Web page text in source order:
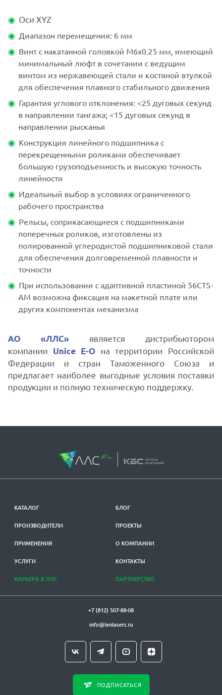
Оси XYZ
Диапазон перемещения: 6 мм
Винт с накатанной головкой M6x0.25 мм, имеющий
минимальный люфт в сочетании с ведущим
винтом из нержавеющей стали и костяной втулкой
для обеспечения плавного стабильного движения
Гарантия углового отклонения: <25 дуговых секунд
в направлении тангажа; <15 дуговых секунд в
направлении рысканья
Конструкция линейного подшипника с
перекрещенными роликами обеспечивает
большую грузоподъемность и высокую точность
линейности
Идеальный выбор в условиях ограниченного
рабочего пространства
Рельсы, соприкасающиеся с подшипниками
поперечных роликов, изготовлены из
полированной углеродистой подшипниковой стали
для обеспечения долговременной плавности и
точности
При использовании с адаптивной пластиной 56CTS-
AM возможна фиксация на макетной плате или
других компонентах механизма
АО «ЛЛС» является дистрибьютором
компании Unice E-O на территории Российской
Федерации и стран Таможенного Союза и
предлагает наиболее выгодные условия поставки
продукции и полную техническую поддержку.
КАТАЛОГ
ПРОИЗВОДИТЕЛИ
ПРИМЕНЕНИЯ
УСЛУГИ
КАРЬЕРА В ЛЛС
БЛОГ
ПРОЕКТЫ
О КОМПАНИИ
КОНТАКТЫ
ПАРТНЕРСТВО
+7 (812) 507-88-08
info@lenlasers.ru
ПОДПИСАТЬСЯ